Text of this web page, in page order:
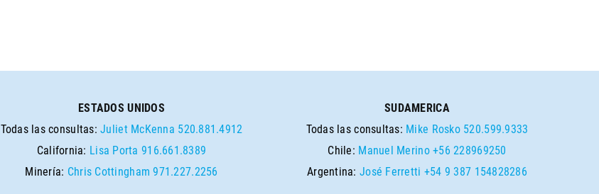
ESTADOS UNIDOS
Todas las consultas:Juliet McKenna 520.881.4912
California: Lisa Porta 916.661.8389
Minería: Chris Cottingham 971.227.2256
SUDAMERICA
Todas las consultas: Mike Rosko 520.599.9333
Chile: Manuel Merino +56 228969250
Argentina:José Ferretti +54 9 387 154828286